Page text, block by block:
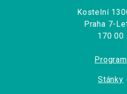
Kostelní
Praha 7-
170 00
Program
Stánky